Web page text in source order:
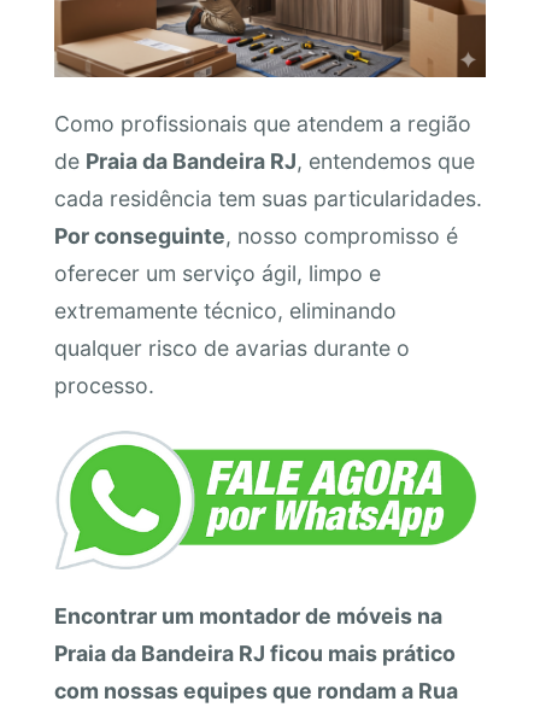
Como profissionais que atendem a região
de Praia da Bandeira RJ, entendemos que
cada residência tem suas particularidades.
Por conseguinte, nosso compromisso é
oferecer um serviço ágil, limpo e
extremamente técnico, eliminando
qualquer risco de avarias durante o
processo.
Encontrar um montador de móveis na
Praia da Bandeira RJ ficou mais prático
com nossas equipes que rondam a Rua